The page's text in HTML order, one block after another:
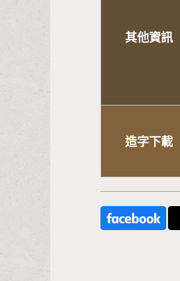
其他資訊
造字下載